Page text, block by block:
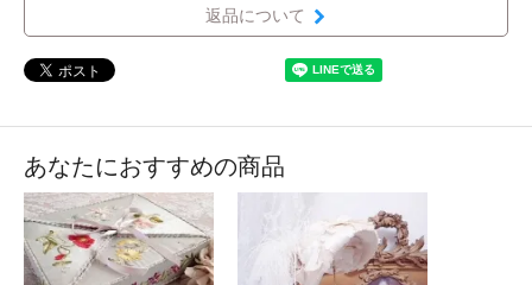
返品について
あなたにおすすめの商品